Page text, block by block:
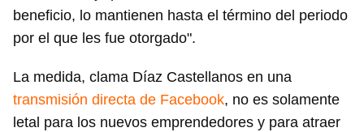
beneficio, lo mantienen hasta el término del periodo
por el que les fue otorgado".
La medida, clama Díaz Castellanos en una
transmisión directa de Facebook, no es solamente
letal para los nuevos emprendedores y para atraer